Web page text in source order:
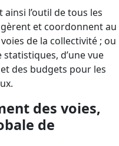
ainsi l’outil de tous les
et coordonnent au
de la collectivité ; ou
d’une vue
des budgets pour les
des voies,
de